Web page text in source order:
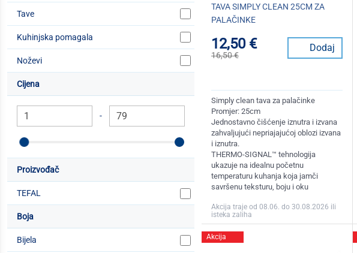
Tave
Kuhinjska pomagala
Noževi
Cijena
-
Proizvođač
TEFAL
Boja
Bijela
TAVA SIMPLY CLEAN 25CM ZA
PALAČINKE
12,50 €
16,50 €
Dodaj
Simply clean tava za palačinke
Promjer: 25cm
Jednostavno čišćenje iznutra i izvana
zahvaljujući nepriajajućoj oblozi izvana
i iznutra.
THERMO-SIGNAL™ tehnologija
ukazuje na idealnu početnu
temperaturu kuhanja koja jamči
savršenu teksturu, boju i oku
Akcija traje od 08.06. do 30.08.2026 ili
isteka zaliha
Akcija